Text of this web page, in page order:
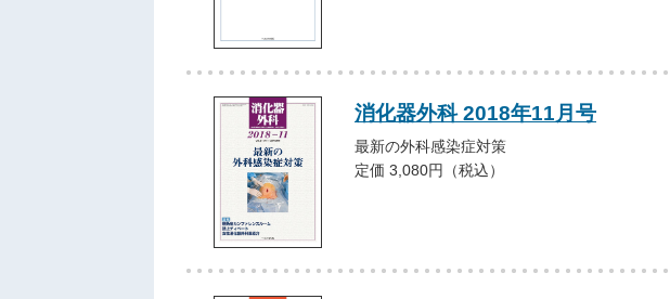
消化器外科 2018年11月号
最新の外科感染症対策
定価 3,080円（税込）